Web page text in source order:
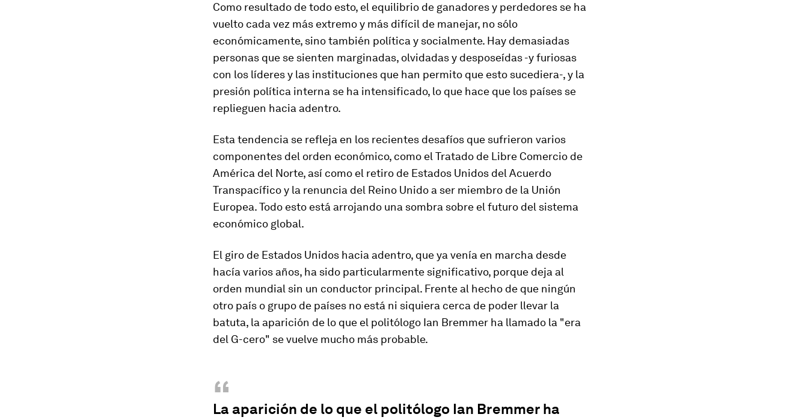
Como resultado de todo esto, el equilibrio de ganadores y perdedores se ha
vuelto cada vez más extremo y más difícil de manejar, no sólo
económicamente, sino también política y socialmente. Hay demasiadas
personas que se sienten marginadas, olvidadas y desposeídas -y furiosas
con los líderes y las instituciones que han permito que esto sucediera-, y la
presión política interna se ha intensificado, lo que hace que los países se
replieguen hacia adentro.
Esta tendencia se refleja en los recientes desafíos que sufrieron varios
componentes del orden económico, como el Tratado de Libre Comercio de
América del Norte, así como el retiro de Estados Unidos del Acuerdo
Transpacífico y la renuncia del Reino Unido a ser miembro de la Unión
Europea. Todo esto está arrojando una sombra sobre el futuro del sistema
económico global.
El giro de Estados Unidos hacia adentro, que ya venía en marcha desde
hacía varios años, ha sido particularmente significativo, porque deja al
orden mundial sin un conductor principal. Frente al hecho de que ningún
otro país o grupo de países no está ni siquiera cerca de poder llevar la
batuta, la aparición de lo que el politólogo Ian Bremmer ha llamado la "era
del G-cero" se vuelve mucho más probable.
“
La aparición de lo que el politólogo Ian Bremmer ha